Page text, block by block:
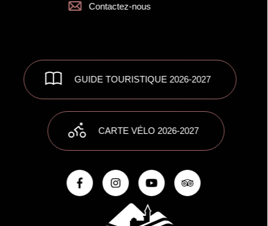
Contactez-nous
GUIDE TOURISTIQUE 2026-2027
CARTE VÉLO 2026-2027